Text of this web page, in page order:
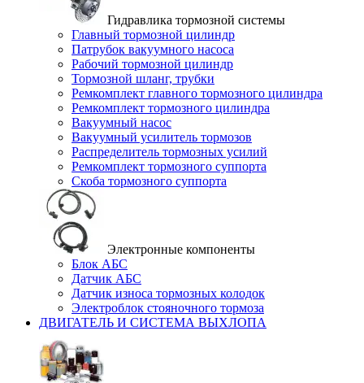
Гидравлика тормозной системы
Главный тормозной цилиндр
Патрубок вакуумного насоса
Рабочий тормозной цилиндр
Тормозной шланг, трубки
Ремкомплект главного тормозного цилиндра
Ремкомплект тормозного цилиндра
Вакуумный насос
Вакуумный усилитель тормозов
Распределитель тормозных усилий
Ремкомплект тормозного суппорта
Скоба тормозного суппорта
Электронные компоненты
Блок АБС
Датчик АБС
Датчик износа тормозных колодок
Электроблок стояночного тормоза
ДВИГАТЕЛЬ И СИСТЕМА ВЫХЛОПА